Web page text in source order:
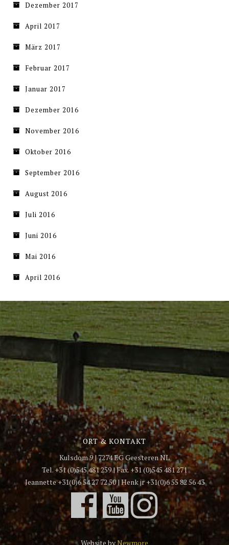
Dezember 2017
April 2017
März 2017
Februar 2017
Januar 2017
Dezember 2016
November 2016
Oktober 2016
September 2016
August 2016
Juli 2016
Juni 2016
Mai 2016
April 2016
ORT & KONTAKT
Kulsdom 9 | 7274 EG Geesteren NL
Tel. +31 (0)545 481 259 | Fax. +31 (0)545 481 271
Jeannette +31(0)6 54 27 72 50 | Henk jr +31(0)6 55 82 56 43
Website byNewmore